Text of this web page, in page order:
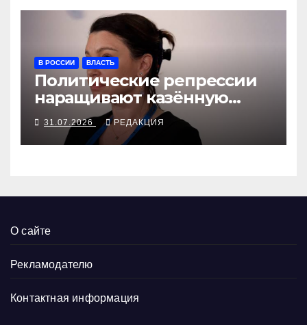
В РОССИИ ВЛАСТЬ
Политические репрессии
наращивают казённую
собственность
31.07.2026 РЕДАКЦИЯ
О сайте
Рекламодателю
Контактная информация